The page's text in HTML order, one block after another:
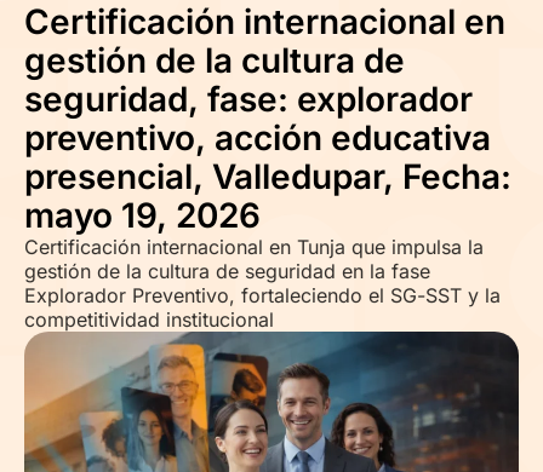
Certificación internacional en
gestión de la cultura de
seguridad, fase: explorador
preventivo, acción educativa
presencial, Valledupar, Fecha:
mayo 19, 2026
Certificación internacional en Tunja que impulsa la
gestión de la cultura de seguridad en la fase
Explorador Preventivo, fortaleciendo el SG-SST y la
competitividad institucional